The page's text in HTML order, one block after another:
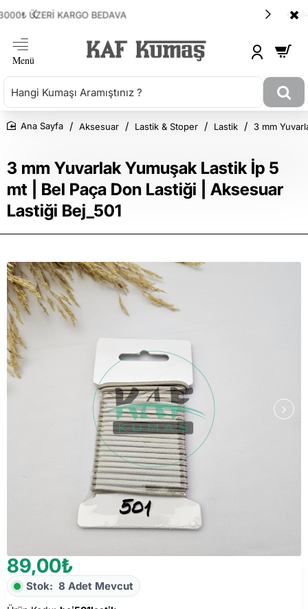
ANLAŞMALI KARGOMUZ HEPSİJET
3 mm Yuvarlak Yumuşak Lastik İp 5
mt | Bel Paça Don Lastiği | Aksesuar
Lastiği Bej_501
Aksesuar Lastik & Stoper Lastik 3 mm
89,00₺
Stok: 8 Adet Mevcut